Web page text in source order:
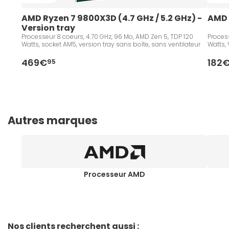
AMD Ryzen 7 9800X3D (4.7 GHz / 5.2 GHz) -
Version tray
Processeur 8 coeurs, 4.70 GHz, 96 Mo, AMD Zen 5, TDP 120
Watts, socket AM5, version tray sans boîte, sans ventilateur
469€95
Watts,
Autres marques
Processeur AMD
Nos clients recherchent aussi :